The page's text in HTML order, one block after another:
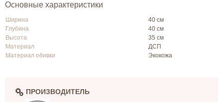
Основные характеристики
Ширина
40 см
Глубина
40 см
Высота
35 см
Материал
ДСП
Материал обивки
Экокожа
ПРОИЗВОДИТЕЛЬ